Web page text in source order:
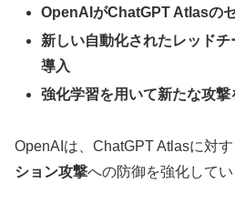
OpenAIがChatGPT Atlasの
新しい自動化されたレッド
導入
強化学習を用いて新たな攻撃
OpenAIは、ChatGPT Atlasに対す
ション攻撃への防御を強化してい